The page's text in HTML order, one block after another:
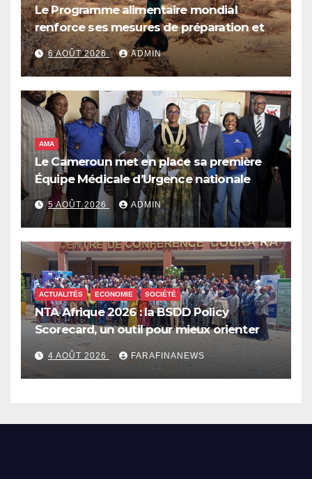
Le Programme alimentaire mondial
renforce ses mesures de préparation et
de réponse face à la menace d’El Niño,
qui pourrait plonger des dizaines de
millions de personnes dans l’insécurité
alimentaire aiguë
6 AOÛT 2026 ADMIN
AMA
Le Cameroun met en place sa première
Équipe Médicale d’Urgence nationale
5 AOÛT 2026 ADMIN
ACTUALITÉS ECONOMIE SOCIÉTÉ
NTA Afrique 2026 : la BSDD Policy
Scorecard, un outil pour mieux orienter
les dépenses publiques
4 AOÛT 2026 FARAFINANEWS